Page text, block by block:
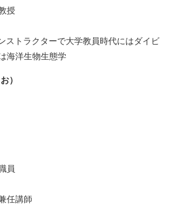
授
ストラクターで大学教員時代にはダイビ
海洋生物生態学
）
員
任講師